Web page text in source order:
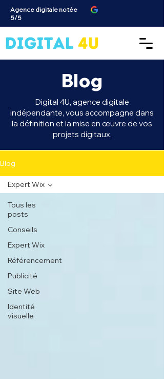
Agence digitale notée
5/5
Blog
Digital 4U, agence digitale
indépendante, vous accompagne dans
la définition et la mise en œuvre de vos
projets digitaux.
Blog
Tous les
posts
Conseils
Expert Wix
Référencement
Publicité
Site Web
Identité
visuelle
Expert Wix